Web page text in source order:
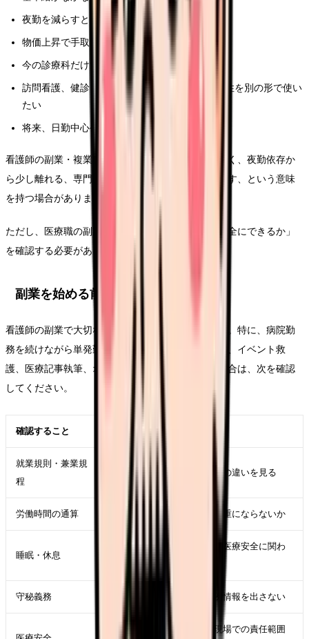
夜勤を減らすと収入が落ちる
物価上昇で手取りの余裕が減っている
今の診療科だけでキャリアを続ける不安がある
訪問看護、健診、教育、医療ライターなど専門性を別の形で使い
たい
将来、日勤中心や在宅寄りの働き方に移りたい
看護師の副業・複業は、単なるお小遣い稼ぎではなく、夜勤依存か
ら少し離れる、専門性を広げる、次のキャリアを試す、という意味
を持つ場合があります。
ただし、医療職の副業は「できるか」より先に「安全にできるか」
を確認する必要があります。
副業を始める前に必ず確認すること
看護師の副業で大切なのは、金額よりも安全性です。特に、病院勤
務を続けながら単発勤務、訪問看護スポット、健診、イベント救
護、医療記事執筆、オンライン相談などを考える場合は、次を確認
してください。
確認すること なぜ必要か
就業規則・兼業規
程
副業禁止、届出制、許可制の違いを見る
労働時間の通算 本業と副業の労働時間が過重にならないか
睡眠・休息
夜勤明け副業や連続勤務は医療安全に関わ
守秘義務 患者情報、職場情報、症例情報を出さない
疲労時の判断低下、単発現場での責任範囲